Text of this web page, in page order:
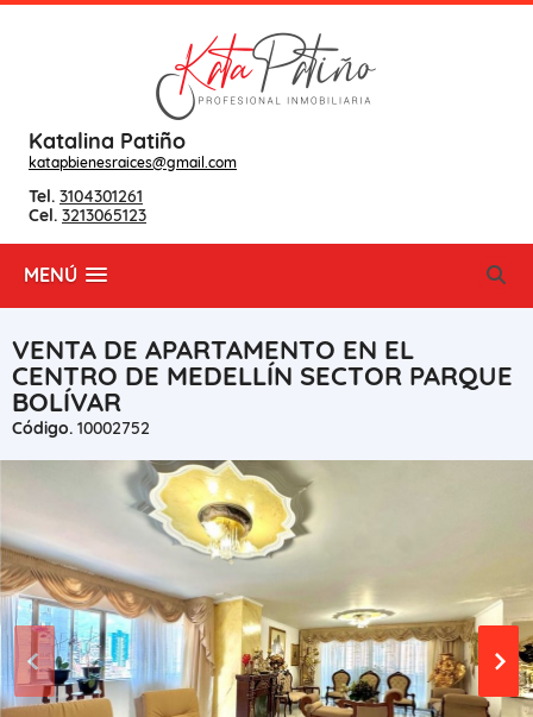
Katalina Patiño
katapbienesraices@gmail.com
Tel. 3104301261
Cel. 3213065123
MENÚ
VENTA DE APARTAMENTO EN EL
CENTRO DE MEDELLÍN SECTOR PARQUE
BOLÍVAR
Código. 10002752